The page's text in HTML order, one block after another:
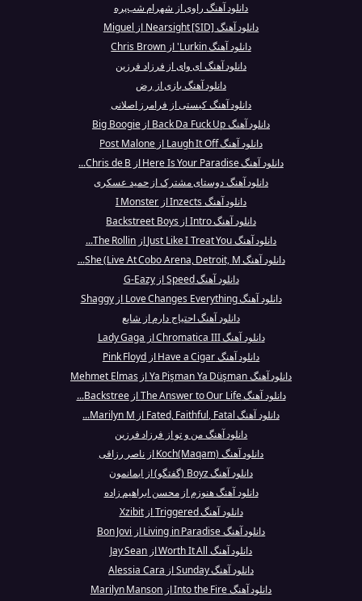
دانلود آهنگ راوی از شهرام شب‌پره
دانلود آهنگ Nearsight [SID] از Miguel
دانلود آهنگ Lurkin' از Chris Brown
دانلود آهنگ ای وای از فرزاد فرزین
دانلود آهنگ بازی از رض
دانلود آهنگ کیستی از فرامرز اصلانی
دانلود آهنگ Back Da Fuck Up از Big Boogie
دانلود آهنگ Laugh It Off از Post Malone
دانلود آهنگ Here Is Your Paradise از Chris de B...
دانلود آهنگ دوستای مشترک از حمید عسکری
دانلود آهنگ Inzects از I Monster
دانلود آهنگ Intro از Backstreet Boys
دانلود آهنگ Just Like I Treat You از The Rollin...
دانلود آهنگ She (Live At Cobo Arena, Detroit, M...
دانلود آهنگ Speed از G-Eazy
دانلود آهنگ Love Changes Everything از Shaggy
دانلود آهنگ احتیاج دارم از شایع
دانلود آهنگ Chromatica III از Lady Gaga
دانلود آهنگ Have a Cigar از Pink Floyd
دانلود آهنگ Ya Pişman Ya Düşman از Mehmet Elmas
دانلود آهنگ The Answer to Our Life از Backstree...
دانلود آهنگ Fated, Faithful, Fatal از Marilyn M...
دانلود آهنگ من و تو از فرزاد فرزین
دانلود آهنگ Koch(Maqam) از ناصر رزاقی
دانلود آهنگ Boyz (گفتگو) از ایمانمون
دانلود آهنگ هنوزم از محسن ابراهیم زاده
دانلود آهنگ Triggered از Xzibit
دانلود آهنگ Living in Paradise از Bon Jovi
دانلود آهنگ Worth It All از Jay Sean
دانلود آهنگ Sunday از Alessia Cara
دانلود آهنگ Into the Fire از Marilyn Manson